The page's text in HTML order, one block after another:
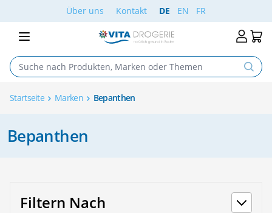
Skip to ContentÜber uns Kontakt DE EN FR
Startseite Marken Bepanthen
Bepanthen
Filtern Nach